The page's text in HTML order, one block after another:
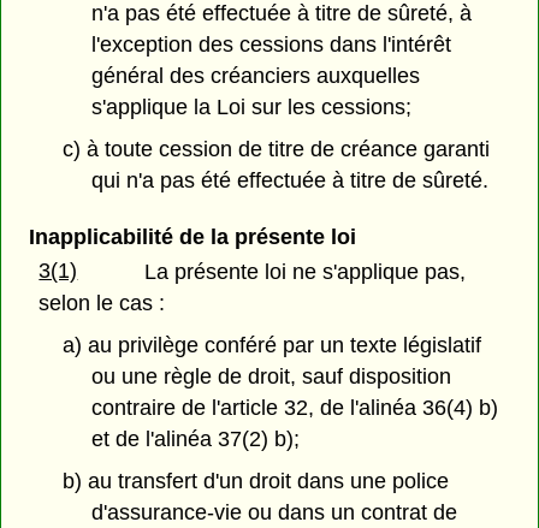
n'a pas été effectuée à titre de sûreté, à
l'exception des cessions dans l'intérêt
général des créanciers auxquelles
s'applique la Loi sur les cessions;
c) à toute cession de titre de créance garanti
qui n'a pas été effectuée à titre de sûreté.
Inapplicabilité de la présente loi
3(1)
La présente loi ne s'applique pas,
selon le cas :
a) au privilège conféré par un texte législatif
ou une règle de droit, sauf disposition
contraire de l'article 32, de l'alinéa 36(4) b)
et de l'alinéa 37(2) b);
b) au transfert d'un droit dans une police
d'assurance-vie ou dans un contrat de